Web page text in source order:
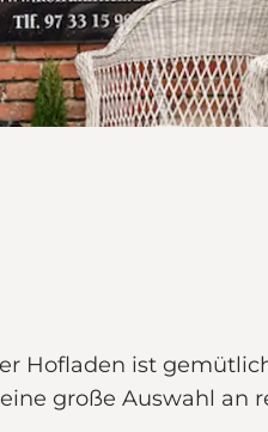
Hofladen ist
große Auswahl an